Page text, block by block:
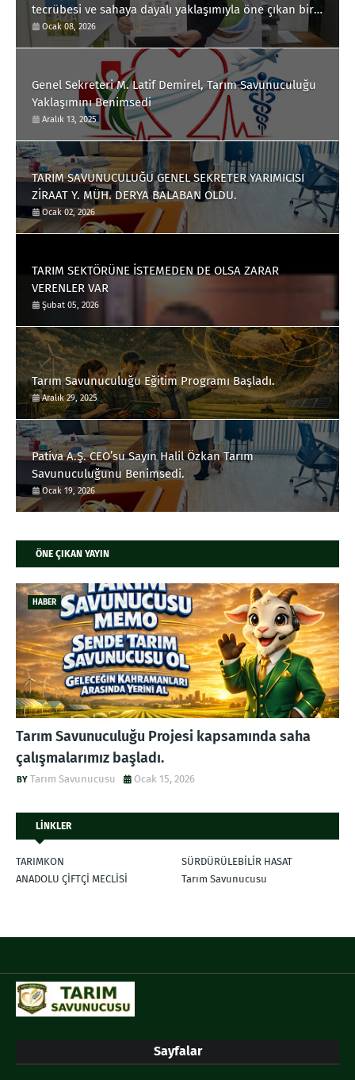
tecrübesi ve sahaya dayalı yaklaşımıyla öne çıkan bir
Önder Çiftçi olarak, Tarım Savunuculuğu yaklaşımını
benimsedi.
Ocak 08, 2026
Genel Sekreteri M. Latif Demirel, Tarım Savunuculuğu
Yaklaşımını Benimsedi
Aralık 13, 2025
TARIM SAVUNUCULUĞU GENEL SEKRETER YARIMICISI
ZİRAAT Y. MÜH. DERYA BALABAN OLDU.
Ocak 02, 2026
TARIM SEKTÖRÜNE İSTEMEDEN DE OLSA ZARAR
VERENLER VAR
Şubat 05, 2026
Tarım Savunuculuğu Eğitim Programı Başladı.
Aralık 29, 2025
Pativa A.Ş. CEO’su Sayın Halil Özkan Tarım
Savunuculuğunu Benimsedi.
Ocak 19, 2026
ÖNE ÇIKAN YAYIN
HABER
Tarım Savunuculuğu Projesi kapsamında saha
çalışmalarımız başladı.
Tarım Savunucusu Ocak 15, 2026
LİNKLER
TARIMKON
SÜRDÜRÜLEBİLİR HASAT
ANADOLU ÇİFTÇİ MECLİSİ
Tarım Savunucusu
Sayfalar